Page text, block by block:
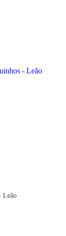
Leão